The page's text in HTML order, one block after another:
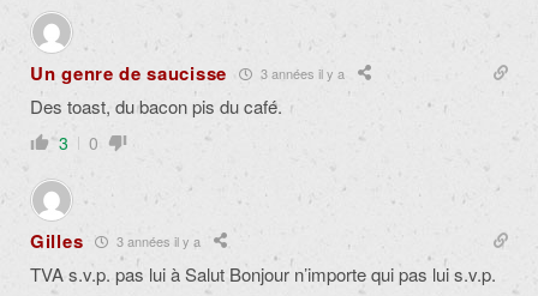
Un genre de saucisse 3 années il y a
Des toast, du bacon pis du café.
3 0
Gilles 3 années il y a
TVA s.v.p. pas lui à Salut Bonjour n’importe qui pas lui s.v.p.